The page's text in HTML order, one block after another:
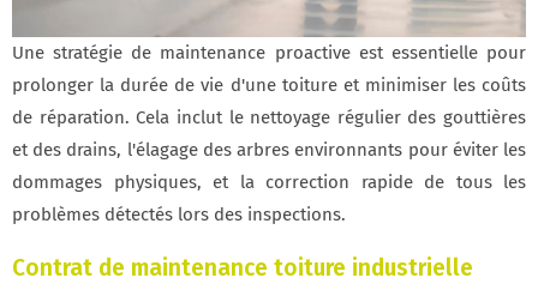
Une stratégie de maintenance proactive est essentielle pour
prolonger la durée de vie d'une toiture et minimiser les coûts
de réparation. Cela inclut le nettoyage régulier des gouttières
et des drains, l'élagage des arbres environnants pour éviter les
dommages physiques, et la correction rapide de tous les
problèmes détectés lors des inspections.
Contrat de maintenance toiture industrielle